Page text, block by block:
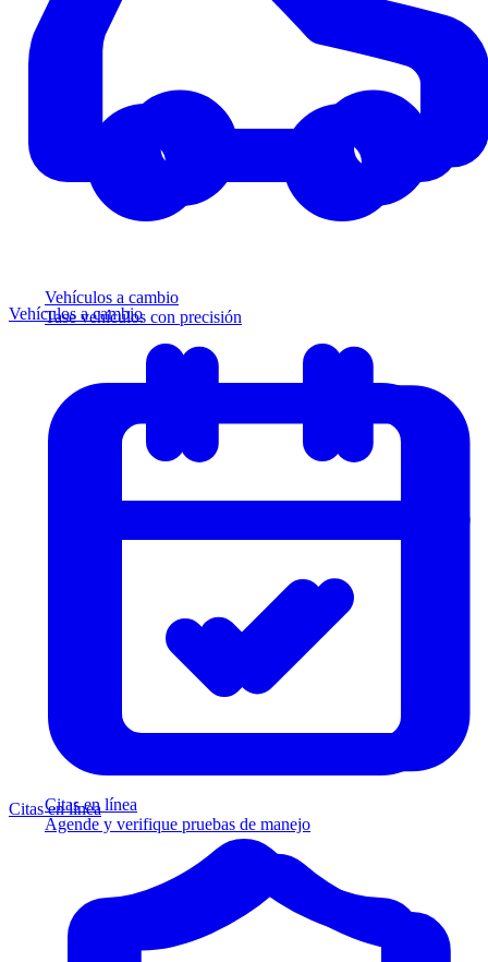
Vehículos a cambio
Tase vehículos con precisión
Citas en línea
Agende y verifique pruebas de manejo
Vehículos a cambio
Citas en línea